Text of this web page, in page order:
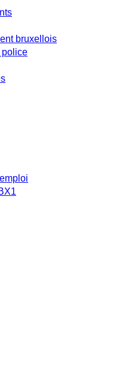
bruxellois
police